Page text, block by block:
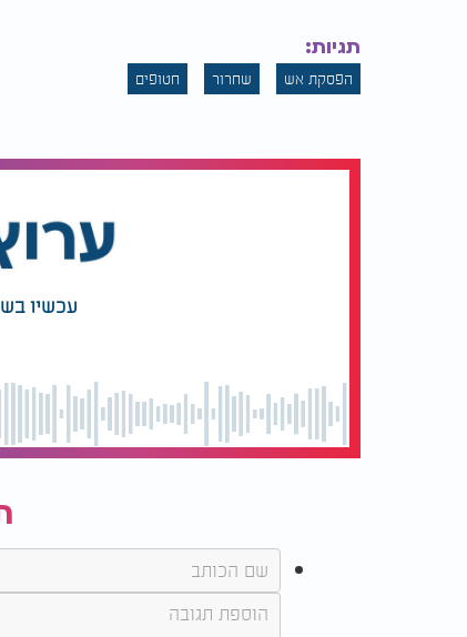
"אנחנו בעיצומה של התפתחות מכרעת.
והמתים. לא היינו מגיעים לכך ללא הלחץ
מקורבים לראש הממשלה מסרו כי
שמירה על עקרונות הביטחון הלאומי",
בכירים אמריקנים שנכחו בתדרוכים
, שהחלה לראות בחטופים "נטל ולא
בישראל דחו את הרושם שמדובר בוויתור
לחץ צבאי ודיפלומטי כבד. גם בצה"ל
מדגישים כי מדובר ביישום זמני, ולא
במחויבויותיו, ההסכם כולו צפוי לקרוס.
הפיקוד העליון נערך גם
תגיות:
הפסקת אש שחרור חטופים
עכשיו